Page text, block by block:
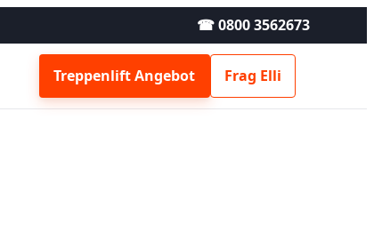
☎ 0800 3562673
Treppenlift Angebot Frag Elli